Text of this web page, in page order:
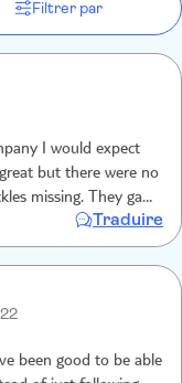
Filtrer par
I would expect
but there were no
missing. They gave
questioned where
straps and buckles
and when my child
fitted jacket is more
Traduire
been good to be able